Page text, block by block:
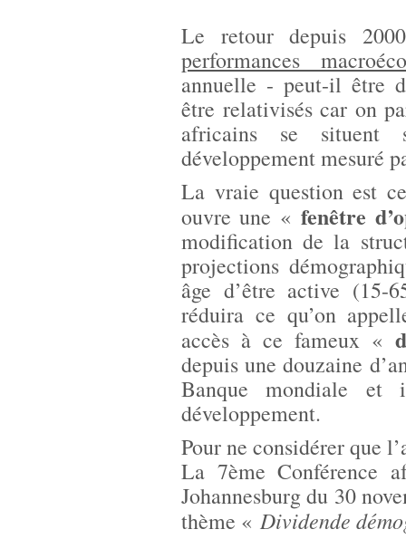
Le retour depuis
performances
annuelle - peut-il être
être relativisés car on
africains se situent
développement mesuré
La vraie question est
ouvre une «fenêtre
modification de la
projections
âge d’être active (15-
réduira ce qu’on
accès à ce fameux «
depuis une douzaine
Banque mondiale et
développement.
Pour ne considérer que
La 7ème Conférence
Johannesburg du 30
thème « Dividende